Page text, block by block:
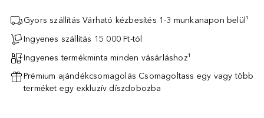
Gyors szállítás Várható kézbesítés 1-3 munkanapon belül¹
Ingyenes szállítás 15 000 Ft-tól
Ingyenes termékminta minden vásárláshoz¹
Prémium ajándékcsomagolás Csomagoltass egy vagy több
terméket egy exkluzív díszdobozba